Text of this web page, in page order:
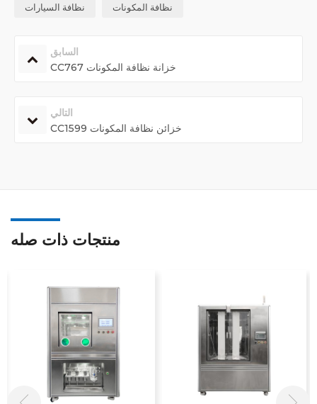
نظافة السيارات نظافة المكونات
السابق
CC767 خزانة نظافة المكونات
التالي
CC1599 خزائن نظافة المكونات
منتجات ذات صله